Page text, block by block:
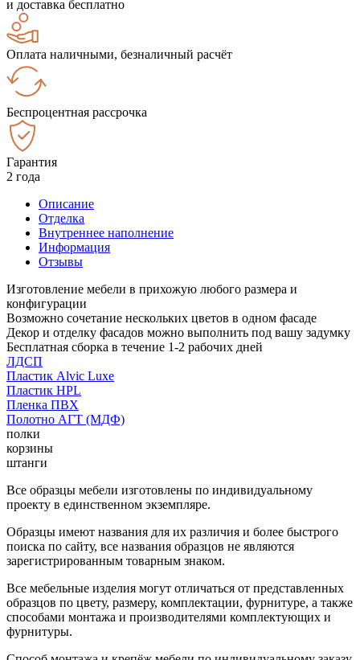
и доставка бесплатно
Оплата наличными, безналичный расчёт
Беспроцентная рассрочка
Гарантия
2 года
Описание
Отделка
Внутреннее наполнение
Информация
Отзывы
Изготовление мебели в прихожую любого размера и
конфигурации
Возможно сочетание нескольких цветов в одном фасаде
Декор и отделку фасадов можно выполнить под вашу задумку
Бесплатная сборка в течение 1-2 рабочих дней
ЛДСП
Пластик Alvic Luxe
Пластик HPL
Пленка ПВХ
Полотно АГТ (МДФ)
полки
корзины
штанги
Все образцы мебели изготовлены по индивидуальному
проекту в единственном экземпляре.
Образцы имеют названия для их различия и более быстрого
поиска по сайту, все названия образцов не являются
зарегистрированным товарным знаком.
Все мебельные изделия могут отличаться от представленных
образцов по цвету, размеру, комплектации, фурнитуре, а также
способами монтажа и производителями комплектующих и
фурнитуры.